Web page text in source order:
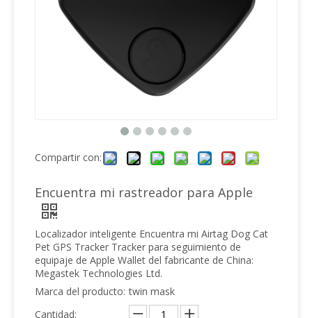
Compartir con:
Encuentra mi rastreador para Apple
Localizador inteligente Encuentra mi Airtag Dog Cat
Pet GPS Tracker Tracker para seguimiento de
equipaje de Apple Wallet del fabricante de China:
Megastek Technologies Ltd.
Marca del producto: twin mask
Cantidad: